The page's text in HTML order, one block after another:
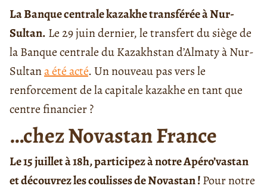
La Banque centrale kazakhe transférée à Nur-
Sultan. Le 29 juin dernier, le transfert du siège de
la Banque centrale du Kazakhstan d’Almaty à Nur-
Sultana été acté. Un nouveau pas vers le
renforcement de la capitale kazakhe en tant que
centre financier ?
…chez Novastan France
Le 15 juillet à 18h, participez à notre Apéro’vastan
et découvrez les coulisses de Novastan !Pour notre